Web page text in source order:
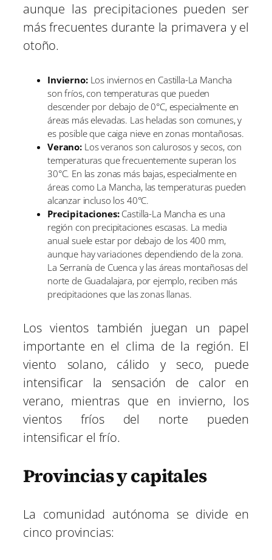
aunque las precipitaciones pueden ser
más frecuentes durante la primavera y el
otoño.
Invierno:Los inviernos en Castilla-La Mancha
son fríos, con temperaturas que pueden
descender por debajo de 0°C, especialmente en
áreas más elevadas. Las heladas son comunes, y
es posible que caiga nieve en zonas montañosas.
Verano:Los veranos son calurosos y secos, con
temperaturas que frecuentemente superan los
30°C. En las zonas más bajas, especialmente en
áreas como La Mancha, las temperaturas pueden
alcanzar incluso los 40°C.
Precipitaciones:Castilla-La Mancha es una
región con precipitaciones escasas. La media
anual suele estar por debajo de los 400 mm,
aunque hay variaciones dependiendo de la zona.
La Serranía de Cuenca y las áreas montañosas del
norte de Guadalajara, por ejemplo, reciben más
precipitaciones que las zonas llanas.
Los vientos también juegan un papel
importante en el clima de la región. El
viento solano, cálido y seco, puede
intensificar la sensación de calor en
verano, mientras que en invierno, los
vientos fríos del norte pueden
intensificar el frío.
Provincias y capitales
La comunidad autónoma se divide en
cinco provincias: